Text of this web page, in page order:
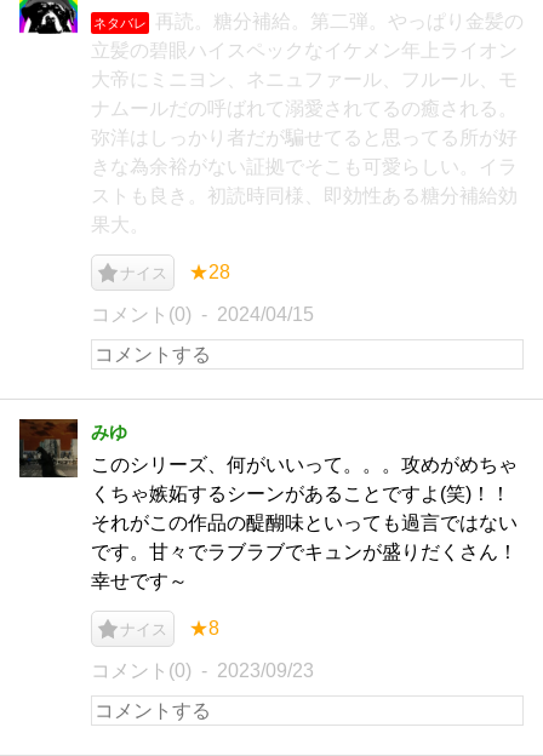
ネタバレ
再読。糖分補給。第二弾。やっぱり金髪の
立髪の碧眼ハイスペックなイケメン年上ライオン
大帝にミニヨン、ネニュファール、フルール、モ
ナムールだの呼ばれて溺愛されてるの癒される。
弥洋はしっかり者だが騙せてると思ってる所が好
きな為余裕がない証拠でそこも可愛らしい。イラ
ストも良き。初読時同様、即効性ある糖分補給効
果大。
ナイス ★28
コメント(0) 2024/04/15
みゆ
このシリーズ、何がいいって。。。攻めがめちゃ
くちゃ嫉妬するシーンがあることですよ(笑)！！
それがこの作品の醍醐味といっても過言ではない
です。甘々でラブラブでキュンが盛りだくさん！
幸せです～
ナイス ★8
コメント(0) 2023/09/23